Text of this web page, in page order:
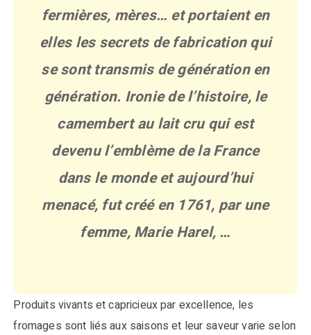
fermières, mères… et portaient en
elles les secrets de fabrication qui
se sont transmis de génération en
génération. Ironie de l’histoire, le
camembert au lait cru qui est
devenu l’emblème de la France
dans le monde et aujourd’hui
menacé, fut créé en 1761, par une
femme, Marie Harel, …
Produits vivants et capricieux par excellence, les
fromages sont liés aux saisons et leur saveur varie selon